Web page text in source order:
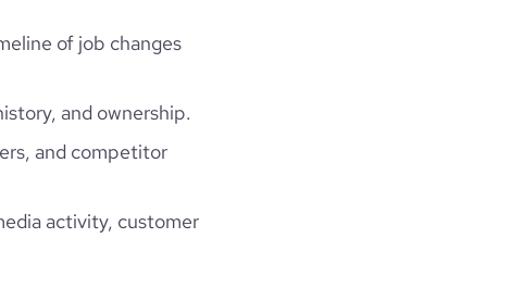
of job changes
and ownership.
and competitor
activity, customer